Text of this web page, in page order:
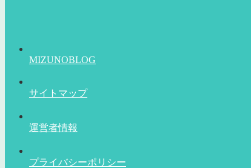
MIZUNOBLOG
サイトマップ
運営者情報
プライバシーポリシー